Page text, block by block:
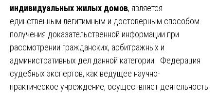
индивидуальных жилых домов, является
единственным легитимным и достоверным способом
получения доказательственной информации при
рассмотрении гражданских, арбитражных и
административных дел данной категории. Федерация
судебных экспертов, как ведущее научно-
практическое учреждение, осуществляет деятельность